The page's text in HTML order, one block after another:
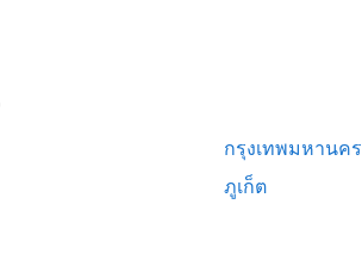
กรุงเทพมหานคร
ภูเก็ต